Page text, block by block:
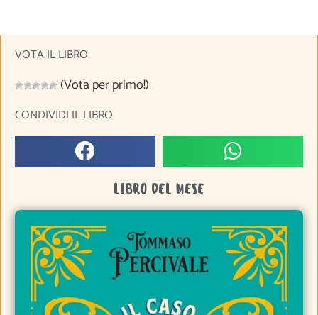
VOTA IL LIBRO
(Vota per primo!)
CONDIVIDI IL LIBRO
LIBRO DEL MESE